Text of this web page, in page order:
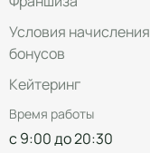
Условия начисления
бонусов
Кейтеринг
Время работы
с 9:00 до 20:30